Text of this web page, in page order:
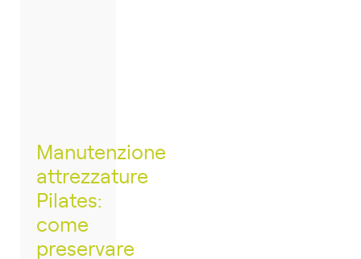
Manutenzione
attrezzature
Pilates:
come
preservare